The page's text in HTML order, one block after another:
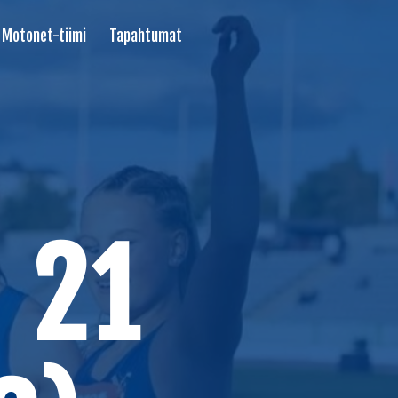
Motonet-tiimi Tapahtumat
21